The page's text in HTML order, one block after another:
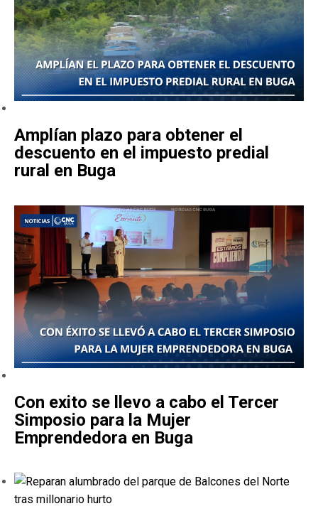
Amplían plazo para obtener el
descuento en el impuesto predial
rural en Buga
Con exito se llevo a cabo el Tercer
Simposio para la Mujer
Emprendedora en Buga